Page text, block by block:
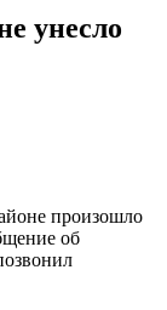
унесло
произошло
об